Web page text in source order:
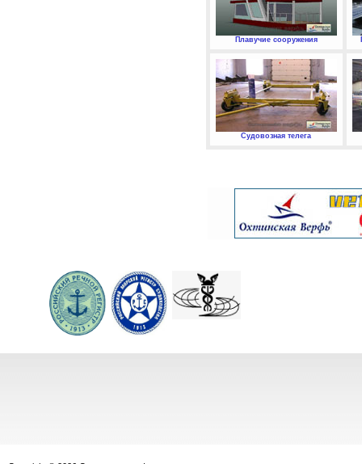
Плавучие сооружения
Судовозная телега